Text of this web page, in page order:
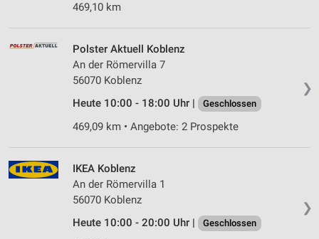
469,10 km
❯
Polster Aktuell Koblenz
An der Römervilla 7
56070 Koblenz
Heute 10:00 - 18:00 Uhr |
Geschlossen
469,09 km • Angebote: 2 Prospekte
❯
IKEA Koblenz
An der Römervilla 1
56070 Koblenz
Heute 10:00 - 20:00 Uhr |
Geschlossen